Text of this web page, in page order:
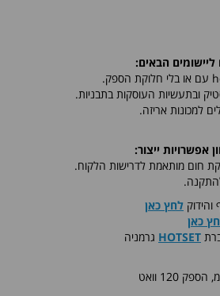
ליישומים הבאים:
עם או בלי חלוקת הספק.
ובתעשיות העוסקות בתבניות.
למכונות אריזה.
אפשרויות ייצור:
חום מותאמת לדרישות הלקוח.
להתקנה.
והידוק לחץ כאן
כאן
HOTSET גרמניה